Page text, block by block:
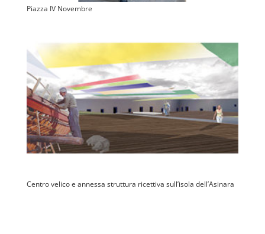
Piazza IV Novembre
Centro velico e annessa struttura ricettiva sull’isola dell’Asinara